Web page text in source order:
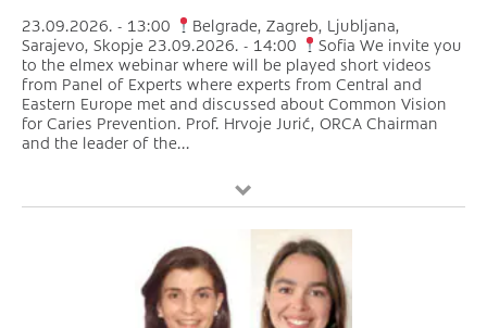
23.09.2026. - 13:00
Belgrade, Zagreb, Ljubljana,
Sarajevo, Skopje 23.09.2026. - 14:00
Sofia We invite you
to the elmex webinar where will be played short videos
from Panel of Experts where experts from Central and
Eastern Europe met and discussed about Common Vision
for Caries Prevention. Prof. Hrvoje Jurić, ORCA Chairman
and the leader of the...